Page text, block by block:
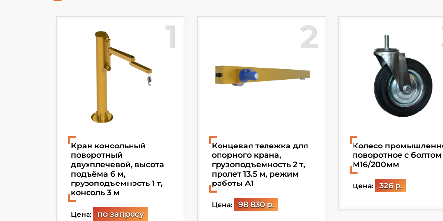
1
Кран консольный
поворотный
двухплечевой, высота
подъёма 6 м,
грузоподъемность 1 т,
консоль 3 м
Цена: по запросу
2
Концевая тележка для
опорного крана,
грузоподъемность 2 т,
пролет 13.5 м, режим
работы А1
Цена: 98 830 р.
Колесо
поворотное с болтом
М16/200мм
Цена: 326 р.